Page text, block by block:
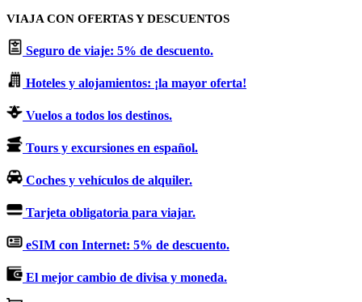
VIAJA CON OFERTAS Y DESCUENTOS
Seguro de viaje: 5% de descuento.
Hoteles y alojamientos: ¡la mayor oferta!
Vuelos a todos los destinos.
Tours y excursiones en español.
Coches y vehículos de alquiler.
Tarjeta obligatoria para viajar.
eSIM con Internet: 5% de descuento.
El mejor cambio de divisa y moneda.